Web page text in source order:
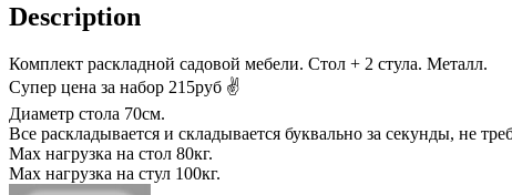
Description
Комплект раскладной садовой мебели. Стол + 2 стула. Металл.
Супер цена за набор 215руб ✌️
Диаметр стола 70см.
Все раскладывается и складывается буквально за секунды, не
Мах нагрузка на стол 80кг.
Мах нагрузка на стул 100кг.